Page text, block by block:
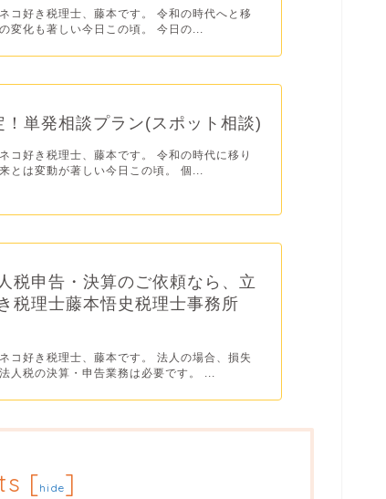
コ好き税理士、藤本です。 令和の時代へと移
変化も著しい今日この頃。 今日の...
！単発相談プラン(スポット相談)
コ好き税理士、藤本です。 令和の時代に移り
とは変動が著しい今日この頃。 個...
税申告・決算のご依頼なら、立
税理士藤本悟史税理士事務所
コ好き税理士、藤本です。 法人の場合、損失
人税の決算・申告業務は必要です。 ...
[hide]